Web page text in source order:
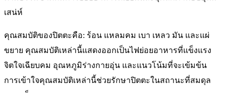
เสน่ห์
คุณสมบัติของปิตตะคือ: ร้อน แหลมคม เบา เหลว มัน และแผ่
ขยาย คุณสมบัติเหล่านี้แสดงออกเป็นไฟย่อยอาหารที่แข็งแรง
จิตใจเฉียบคม อุณหภูมิร่างกายอุ่น และแนวโน้มที่จะเข้มข้น
การเข้าใจคุณสมบัติเหล่านี้ช่วยรักษาปิตตะในสถานะที่สมดุล